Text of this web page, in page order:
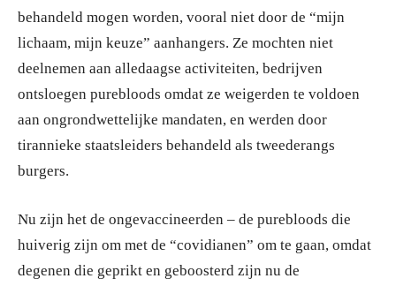
behandeld mogen worden, vooral niet door de “mijn
lichaam, mijn keuze” aanhangers. Ze mochten niet
deelnemen aan alledaagse activiteiten, bedrijven
ontsloegen purebloods omdat ze weigerden te voldoen
aan ongrondwettelijke mandaten, en werden door
tirannieke staatsleiders behandeld als tweederangs
burgers.
Nu zijn het de ongevaccineerden – de purebloods die
huiverig zijn om met de “covidianen” om te gaan, omdat
degenen die geprikt en geboosterd zijn nu de